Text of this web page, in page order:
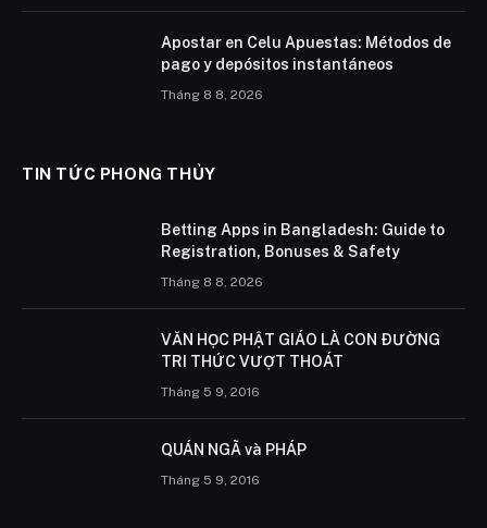
Apostar en Celu Apuestas: Métodos de
pago y depósitos instantáneos
Tháng 8 8, 2026
TIN TỨC PHONG THỦY
Betting Apps in Bangladesh: Guide to
Registration, Bonuses & Safety
Tháng 8 8, 2026
VĂN HỌC PHẬT GIÁO LÀ CON ÐƯỜNG
TRI THỨC VƯỢT THOÁT
Tháng 5 9, 2016
QUÁN NGÃ và PHÁP
Tháng 5 9, 2016